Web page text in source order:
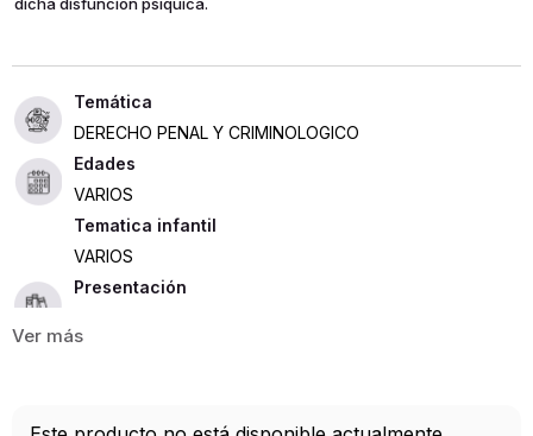
DERECHO PENAL Y CRIMINOLOGICO
Edades
VARIOS
Tematica infantil
VARIOS
Presentación